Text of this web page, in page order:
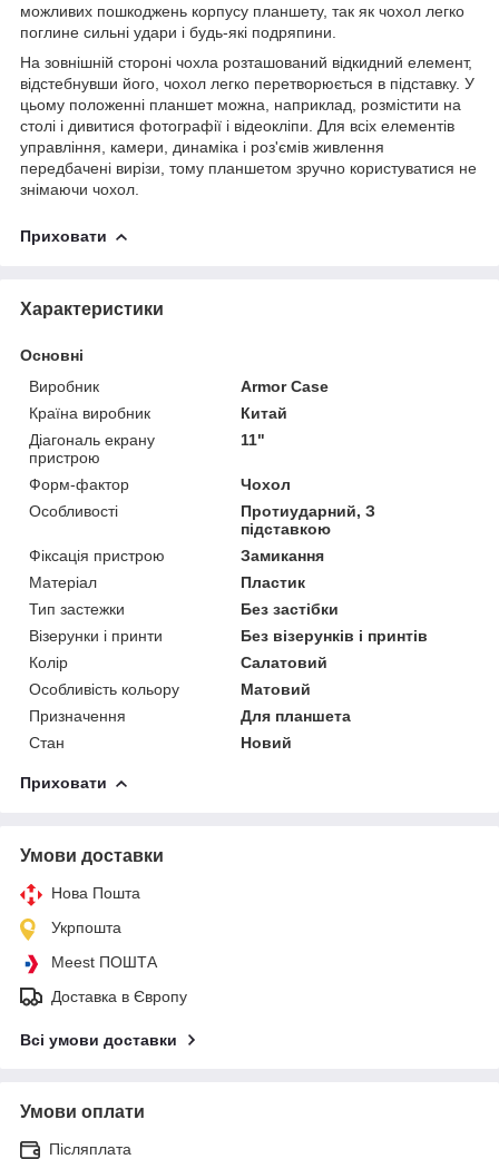
можливих пошкоджень корпусу планшету, так як чохол легко
поглине сильні удари і будь-які подряпини.
На зовнішній стороні чохла розташований відкидний елемент,
відстебнувши його, чохол легко перетворюється в підставку. У
цьому положенні планшет можна, наприклад, розмістити на
столі і дивитися фотографії і відеокліпи. Для всіх елементів
управління, камери, динаміка і роз'ємів живлення
передбачені вирізи, тому планшетом зручно користуватися не
знімаючи чохол.
Приховати
Характеристики
Основні
Виробник
Armor Case
Країна виробник
Китай
Діагональ екрану
пристрою
11"
Форм-фактор
Чохол
Особливості
Протиударний, З
підставкою
Фіксація пристрою
Замикання
Матеріал
Пластик
Тип застежки
Без застібки
Візерунки і принти
Без візерунків і принтів
Колір
Салатовий
Особливість кольору
Матовий
Призначення
Для планшета
Стан
Новий
Приховати
Умови доставки
Нова Пошта
Укрпошта
Meest ПОШТА
Доставка в Європу
Всі умови доставки
Умови оплати
Післяплата